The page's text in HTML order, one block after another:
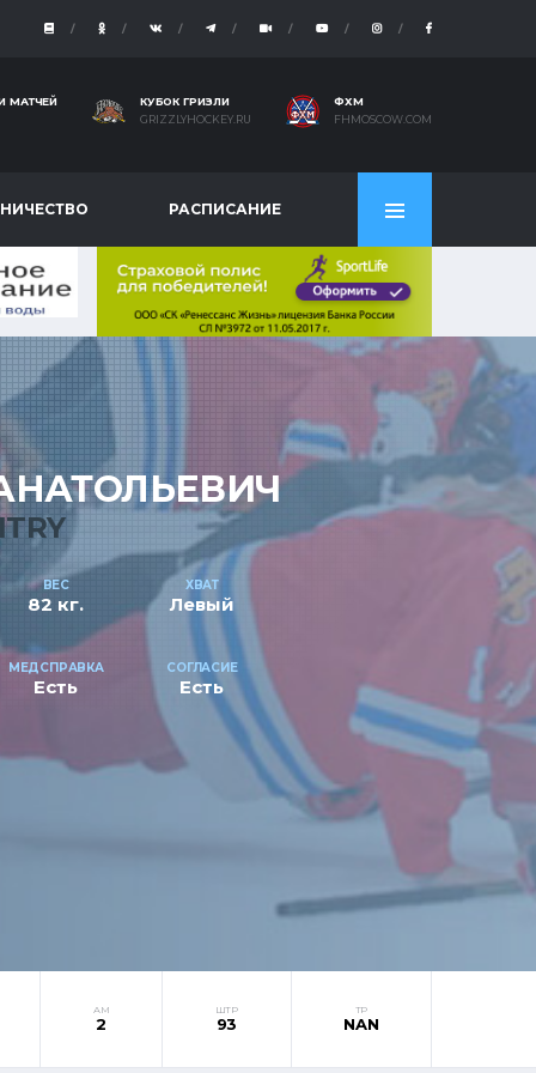
МАТЧЕЙ
КУБОК ГРИЗЛИ
GRIZZLYHOCKEY.RU
ФХМ
FHMOSCOW.COM
РАСПИСАНИЕ
ВЕС
82 кг.
ХВАТ
Левый
МЕДСПРАВКА
Есть
СОГЛАСИЕ
Есть
АМ
2
ШТР
93
ТР
NAN